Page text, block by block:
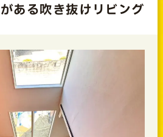
ある吹き抜けリビング